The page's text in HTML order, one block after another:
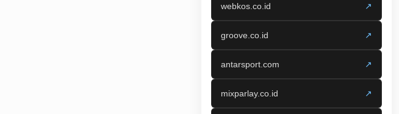
webkos.co.id ↗
groove.co.id ↗
antarsport.com ↗
mixparlay.co.id ↗